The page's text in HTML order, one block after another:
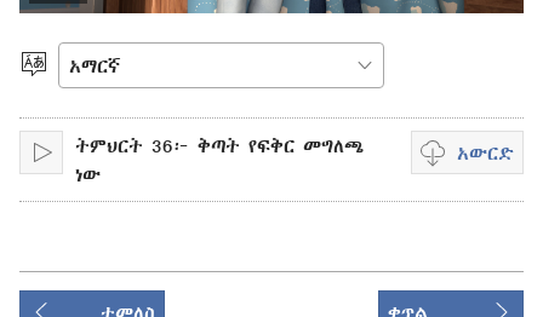
አጫውት
ቋንቋ
ምረጥ
አጫውት
ትምህርት 36፦ ቅጣት የፍቅር መግለጫ
ነው
አውርድ
ቪዲዮ
ተመለስ ቀጥል